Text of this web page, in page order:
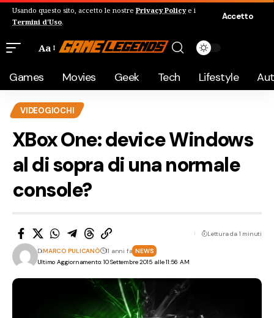
Usando questo sito, accetto le nostre Privacy Policye i
Termini d'Uso.
Accetto
Aa
Games Movies Geek Tech Lifestyle
VIDEOGIOCHI
XBox One: device Windows
al di sopra di una normale
console?
Ultimo Aggiornamento: 10 Settembre 2015 alle 11:56 AM
DiMARCO PULICANÒ 11 anni fa NEWS
Lettura da 1 minuti